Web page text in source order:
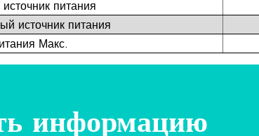
питания
источник питания
Макс.
информацию